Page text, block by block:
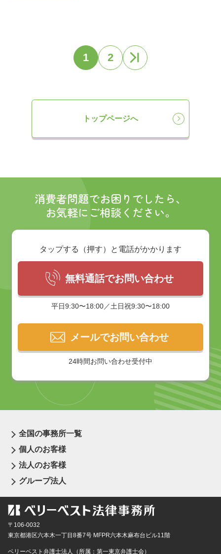
1 2
トップページへ
消費者問題でお困りでしたら、
お気軽にご相談ください。
タップする（押す）と電話がかかります
無料通話でお問い合わせ
平日9:30〜18:00／土日祝9:30〜18:00
メールでお問い合わせ
24時間お問い合わせ受付中
全国の事務所一覧
個人のお客様
法人のお客様
グループ法人
〒106-0032
東京都港区六本木一丁目8番7号 MFPR六本木麻布台ビル11階
ベリーベスト弁護士法人（所属：第一東京弁護士会）